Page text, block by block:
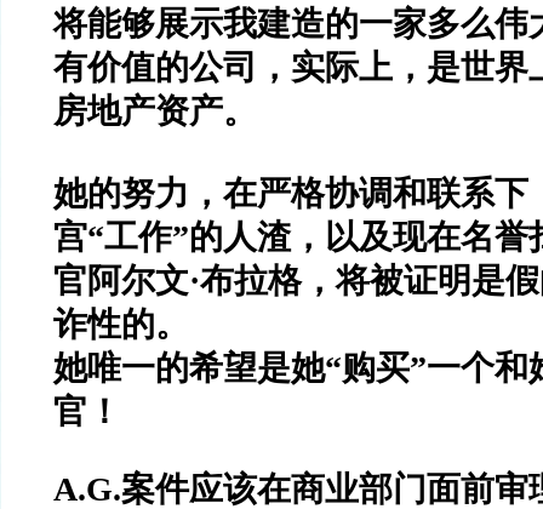
将能够展示我建造的一家多么伟
有价值的公司，实际上，是世界
房地产资产。
她的努力，在严格协调和联系下
宫“工作”的人渣，以及现在名誉
官阿尔文·布拉格，将被证明是
诈性的。
她唯一的希望是她“购买”一个和
官！
A.G.案件应该在商业部门面前审